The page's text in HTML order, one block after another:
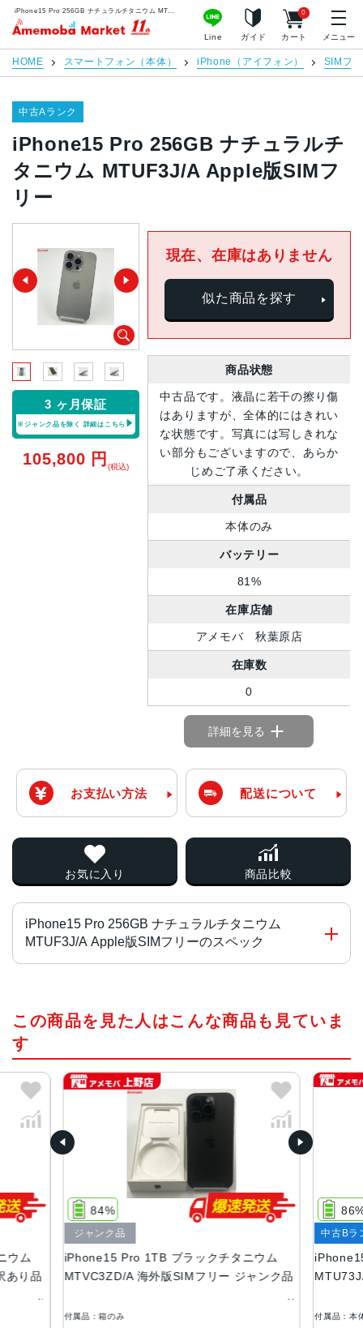
iPhone15 Pro 256GB ナチュラルチタニウム MTUF3J/A Apple版SIMフリー | 中古スマホ販売のアメモバマーケット
アメモバマーケット
Line ガイド カート
0
メニュー
HOME スマートフォン（本体） iPhone（アイフォン） SIMフ
中古Aランク
iPhone15 Pro 256GB ナチュラルチ
タニウム MTUF3J/A Apple版SIMフ
リー
3 ヶ月保証
※ジャンク品を除く 詳細はこちら
105,800 円 (税込)
現在、在庫はありません
似た商品を探す
商品状態
中古品です。液晶に若干の擦り傷
はありますが、全体的にはきれい
な状態です。写真には写しきれな
い部分もございますので、あらか
じめご了承ください。
付属品
本体のみ
バッテリー
81%
在庫店舗
アメモバ 秋葉原店
在庫数
0
詳細を見る
お支払い方法 配送について
お気に入り 商品比較
iPhone15 Pro 256GB ナチュラルチタニウム
MTUF3J/A Apple版SIMフリーのスペック
A17 Proチップ2つの高性能コアと4つの高効率コアを搭載
した新しい6コアCPU新しい6コアGPU新しい16コアNeural
Engine
カラー
ブラックチタニウム、ホワイトチタニウム、ブルーチタニ
ウム、ナチュラルチタニウム
容量
128GB256GB512GB1TB
サイズ・重さ
146.6 ×70.6 ×8.25mm ・187g
液晶
6.1インチ（対角）オールスクリーンOLEDディスプレイ
この商品を見た人はこんな商品も見ていま
す
ウム
あり品
iPhone15 Pro 1TB ブラックチタニウム
MTVC3ZD/A 海外版SIMフリー ジャンク品
84%
ジャンク品
付属品：箱のみ
中古Bラ
付属品：本